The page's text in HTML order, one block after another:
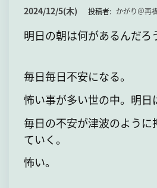
2024/12/5(木) 投稿者: かがり＠再
明日の朝は何があるんだろ
毎日毎日不安になる。
怖い事が多い世の中。明日
毎日の不安が津波のように
ていく。
怖い。